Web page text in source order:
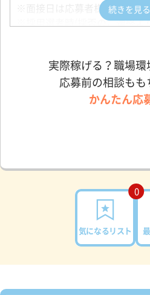
※面接日は応募者様の希望に
※採用選考時(採否のご連絡よ
続きを見る
実際稼げる？職場
応募前の相談もも
かんたん応
0
気になるリスト